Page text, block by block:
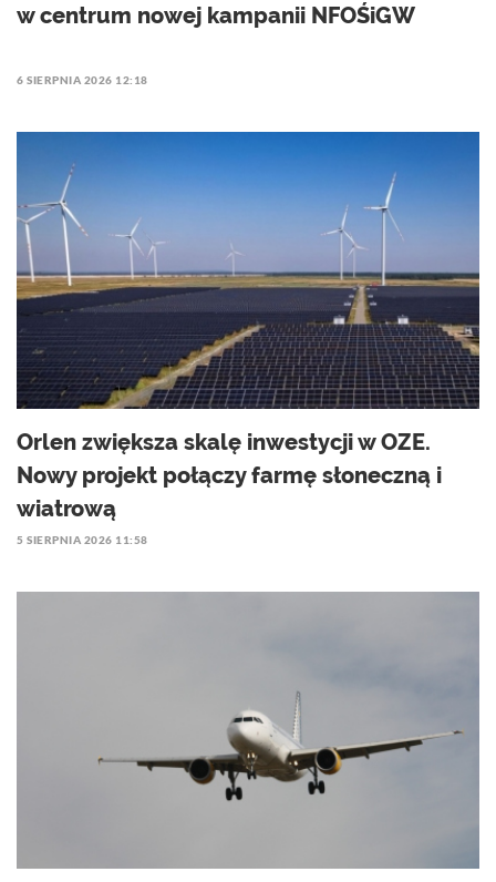
w centrum nowej kampanii NFOŚiGW
6 SIERPNIA 2026 12:18
Orlen zwiększa skalę inwestycji w OZE.
Nowy projekt połączy farmę słoneczną i
wiatrową
5 SIERPNIA 2026 11:58